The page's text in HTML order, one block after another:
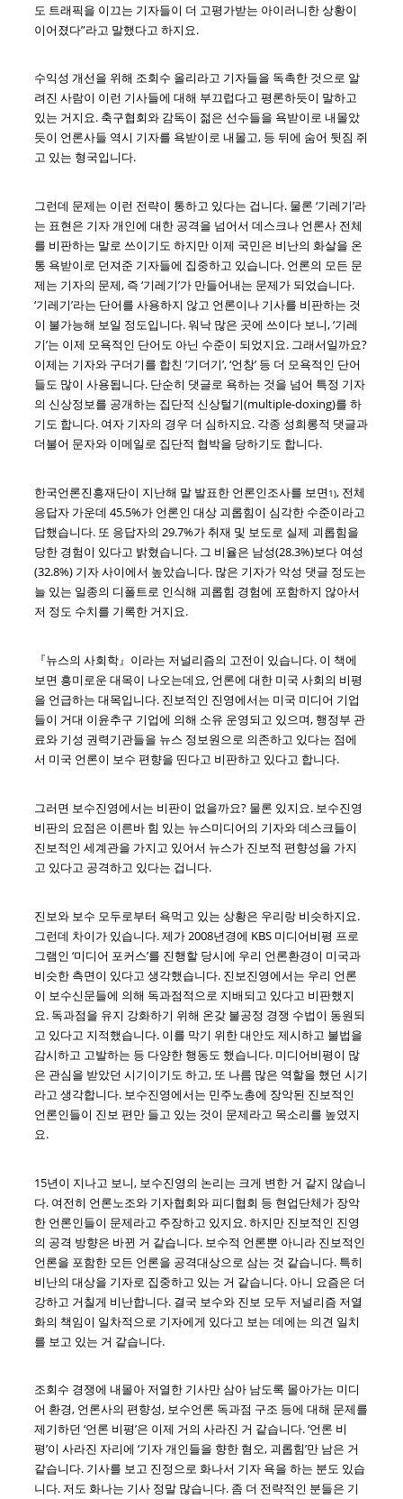
도 트래픽을 이끄는 기자들이 더 고평가받는 아이러니한 상황이
이어졌다”라고 말했다고 하지요.
수익성 개선을 위해 조회수 올리라고 기자들을 독촉한 것으로 알
려진 사람이 이런 기사들에 대해 부끄럽다고 평론하듯이 말하고
있는 거지요. 축구협회와 감독이 젊은 선수들을 욕받이로 내몰았
듯이 언론사들 역시 기자를 욕받이로 내몰고, 등 뒤에 숨어 뒷짐 쥐
고 있는 형국입니다.
그런데 문제는 이런 전략이 통하고 있다는 겁니다. 물론 ‘기레기’라
는 표현은 기자 개인에 대한 공격을 넘어서 데스크나 언론사 전체
를 비판하는 말로 쓰이기도 하지만 이제 국민은 비난의 화살을 온
통 욕받이로 던져준 기자들에 집중하고 있습니다. 언론의 모든 문
제는 기자의 문제, 즉 ‘기레기’가 만들어내는 문제가 되었습니다.
‘기레기’라는 단어를 사용하지 않고 언론이나 기사를 비판하는 것
이 불가능해 보일 정도입니다. 워낙 많은 곳에 쓰이다 보니, ‘기레
기’는 이제 모욕적인 단어도 아닌 수준이 되었지요. 그래서일까요?
이제는 기자와 구더기를 합친 ‘기더기’, ‘언창’ 등 더 모욕적인 단어
들도 많이 사용됩니다. 단순히 댓글로 욕하는 것을 넘어 특정 기자
의 신상정보를 공개하는 집단적 신상털기(multiple-doxing)를 하
기도 합니다. 여자 기자의 경우 더 심하지요. 각종 성희롱적 댓글과
더불어 문자와 이메일로 집단적 협박을 당하기도 합니다.
한국언론진흥재단이 지난해 말 발표한 언론인조사를 보면 1), 전체
응답자 가운데 45.5%가 언론인 대상 괴롭힘이 심각한 수준이라고
답했습니다. 또 응답자의 29.7%가 취재 및 보도로 실제 괴롭힘을
당한 경험이 있다고 밝혔습니다. 그 비율은 남성(28.3%)보다 여성
(32.8%) 기자 사이에서 높았습니다. 많은 기자가 악성 댓글 정도는
늘 있는 일종의 디폴트로 인식해 괴롭힘 경험에 포함하지 않아서
저 정도 수치를 기록한 거지요.
『뉴스의 사회학』이라는 저널리즘의 고전이 있습니다. 이 책에
보면 흥미로운 대목이 나오는데요, 언론에 대한 미국 사회의 비평
을 언급하는 대목입니다. 진보적인 진영에서는 미국 미디어 기업
들이 거대 이윤추구 기업에 의해 소유 운영되고 있으며, 행정부 관
료와 기성 권력기관들을 뉴스 정보원으로 의존하고 있다는 점에
서 미국 언론이 보수 편향을 띤다고 비판하고 있다고 합니다.
그러면 보수진영에서는 비판이 없을까요? 물론 있지요. 보수진영
비판의 요점은 이른바 힘 있는 뉴스미디어의 기자와 데스크들이
진보적인 세계관을 가지고 있어서 뉴스가 진보적 편향성을 가지
고 있다고 공격하고 있다는 겁니다.
진보와 보수 모두로부터 욕먹고 있는 상황은 우리랑 비슷하지요.
그런데 차이가 있습니다. 제가 2008년경에 KBS 미디어비평 프로
그램인 ‘미디어 포커스’를 진행할 당시에 우리 언론환경이 미국과
비슷한 측면이 있다고 생각했습니다. 진보진영에서는 우리 언론
이 보수신문들에 의해 독과점적으로 지배되고 있다고 비판했지
요. 독과점을 유지 강화하기 위해 온갖 불공정 경쟁 수법이 동원되
고 있다고 지적했습니다. 이를 막기 위한 대안도 제시하고 불법을
감시하고 고발하는 등 다양한 행동도 했습니다. 미디어비평이 많
은 관심을 받았던 시기이기도 하고, 또 나름 많은 역할을 했던 시기
라고 생각합니다. 보수진영에서는 민주노총에 장악된 진보적인
언론인들이 진보 편만 들고 있는 것이 문제라고 목소리를 높였지
요.
15년이 지나고 보니, 보수진영의 논리는 크게 변한 거 같지 않습니
다. 여전히 언론노조와 기자협회와 피디협회 등 현업단체가 장악
한 언론인들이 문제라고 주장하고 있지요. 하지만 진보적인 진영
의 공격 방향은 바뀐 거 같습니다. 보수적 언론뿐 아니라 진보적인
언론을 포함한 모든 언론을 공격대상으로 삼는 것 같습니다. 특히
비난의 대상을 기자로 집중하고 있는 거 같습니다. 아니 요즘은 더
강하고 거칠게 비난합니다. 결국 보수와 진보 모두 저널리즘 저열
화의 책임이 일차적으로 기자에게 있다고 보는 데에는 의견 일치
를 보고 있는 거 같습니다.
조회수 경쟁에 내몰아 저열한 기사만 삼아 남도록 몰아가는 미디
어 환경, 언론사의 편향성, 보수언론 독과점 구조 등에 대해 문제를
제기하던 ‘언론 비평’은 이제 거의 사라진 거 같습니다. ‘언론 비
평’이 사라진 자리에 ‘기자 개인들을 향한 혐오, 괴롭힘’만 남은 거
같습니다. 기사를 보고 진정으로 화나서 기자 욕을 하는 분도 있습
니다. 저도 화나는 기사 정말 많습니다. 좀 더 전략적인 분들은 기